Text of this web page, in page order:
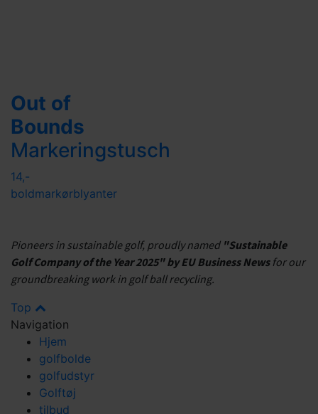
Out of
Bounds
Markeringstusch
14,-
boldmarkørblyanter
Pioneers in sustainable golf, proudly named "Sustainable
Golf Company of the Year 2025" by EU Business Newsfor our
groundbreaking work in golf ball recycling.
Top
Navigation
Hjem
golfbolde
golfudstyr
Golftøj
tilbud